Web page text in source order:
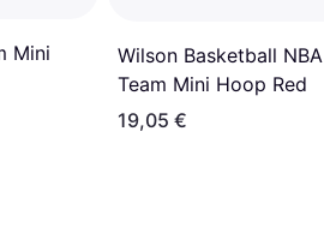
Mini
Wilson Basketball NBA
Team Mini Hoop Red
19,05 €